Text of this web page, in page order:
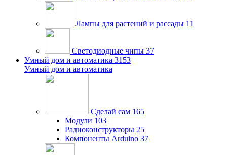
Лампы для растений и рассады 11
Светодиодные чипы 37
Умный дом и автоматика 3153
Умный дом и автоматика
Сделай сам 165
Модули 103
Радиоконструкторы 25
Компоненты Arduino 37